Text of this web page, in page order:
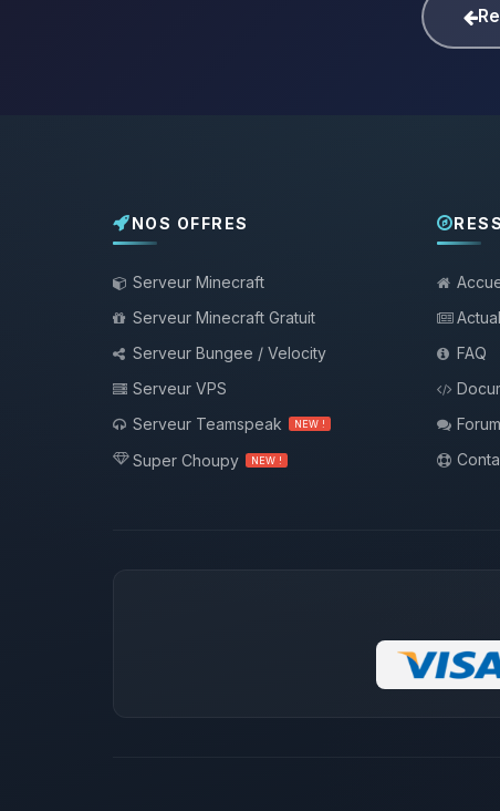
NOS OFFRES
Serveur Minecraft
Serveur Minecraft Gratuit
Serveur Bungee / Velocity
Serveur VPS
Serveur Teamspeak
NEW !
Super Choupy NEW !
FAQ
Forum